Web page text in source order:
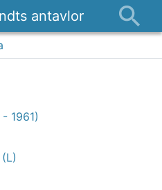
antavlor
1961)